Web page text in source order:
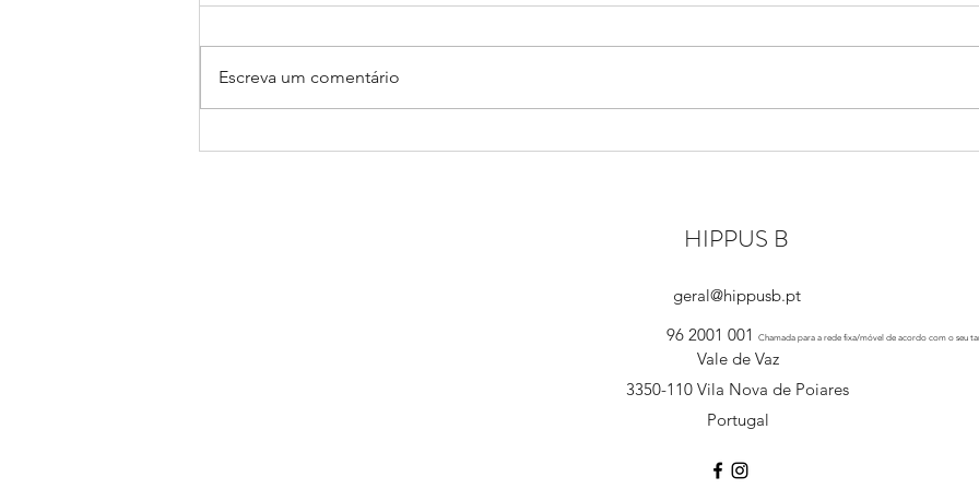
EQUIPUR na Revista
ORGAN
Escreva um comentário
HIPPUS B
geral@hippusb.pt
Vale de Vaz
3350-110 Vila Nova de Poiares
Portugal
96 2001 001 Chamada para a rede fixa/móvel de acordo com o seu